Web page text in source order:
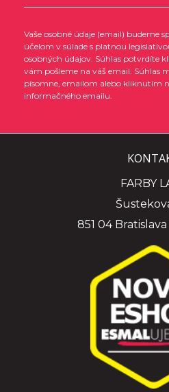
Vaše osobné údaje (email) budeme
účelom v súlade s platnou
osobných údajov. Súhlas potvrdíte
vám pošleme na váš email. Súhlas
písomne, emailom alebo kliknutím
informačného emailu.
FARBY
851 04